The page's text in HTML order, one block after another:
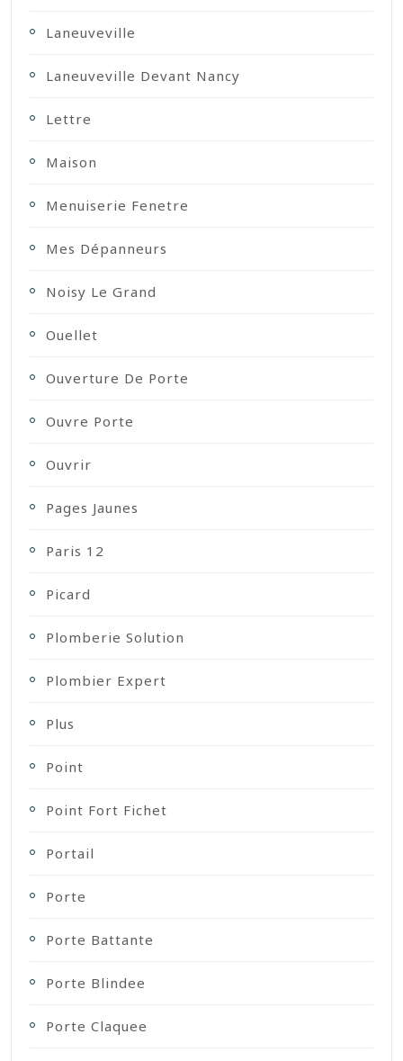
Laneuveville
Laneuveville Devant Nancy
Lettre
Maison
Menuiserie Fenetre
Mes Dépanneurs
Noisy Le Grand
Ouellet
Ouverture De Porte
Ouvre Porte
Ouvrir
Pages Jaunes
Paris 12
Picard
Plomberie Solution
Plombier Expert
Plus
Point
Point Fort Fichet
Portail
Porte
Porte Battante
Porte Blindee
Porte Claquee